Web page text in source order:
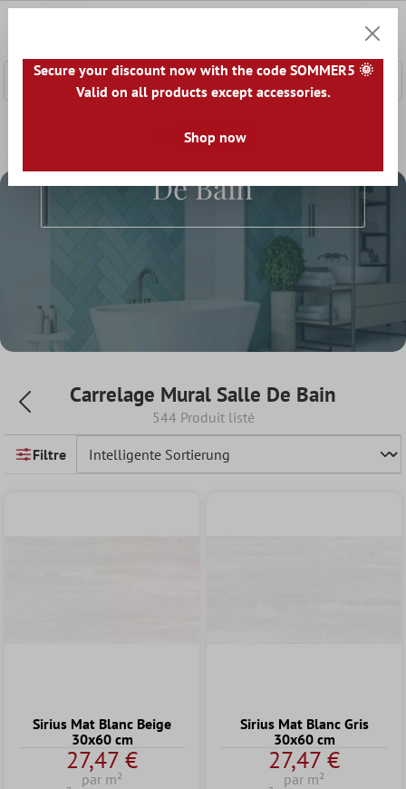
Panier
Carrelage Mural Salle De Bain
Carrelage Mural Salle
De Bain
Carrelage Mural Salle De Bain
544 Produit listé
Filtre
Sirius Mat Blanc Beige
30x60 cm
27,47 €
par m²
Sirius Mat Blanc Gris
30x60 cm
27,47 €
par m²
Secure your discount now with the code SOMMER5 🌞
Valid on all products except accessories.
Shop now